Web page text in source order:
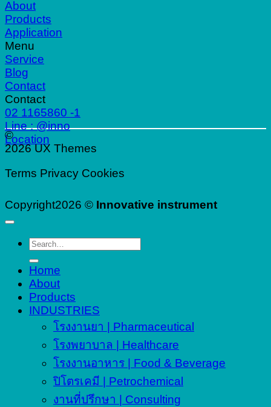
About
Products
Application
Menu
Service
Blog
Contact
Contact
02 1165860 -1
Line : @inno
Location
©
2026 UX Themes
Terms Privacy Cookies
Copyright2026 © Innovative instrument
Search
Home
About
Products
INDUSTRIES
โรงงานยา | Pharmaceutical
โรงพยาบาล | Healthcare
โรงงานอาหาร | Food & Beverage
ปิโตรเคมี | Petrochemical
งานที่ปรึกษา | Consulting